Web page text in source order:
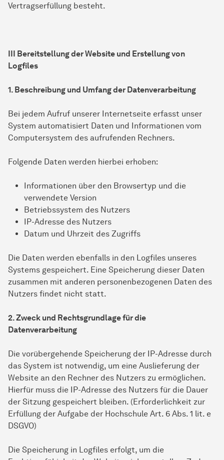
Vertragserfüllung besteht.
III Bereitstellung der Website und Erstellung von
Logfiles
1. Beschreibung und Umfang der Datenverarbeitung
Bei jedem Aufruf unserer Internetseite erfasst unser
System automatisiert Daten und Informationen vom
Computersystem des aufrufenden Rechners.
Folgende Daten werden hierbei erhoben:
Informationen über den Browsertyp und die
verwendete Version
Betriebssystem des Nutzers
IP-Adresse des Nutzers
Datum und Uhrzeit des Zugriffs
Die Daten werden ebenfalls in den Logfiles unseres
Systems gespeichert. Eine Speicherung dieser Daten
zusammen mit anderen personenbezogenen Daten des
Nutzers findet nicht statt.
2. Zweck und Rechtsgrundlage für die
Datenverarbeitung
Die vorübergehende Speicherung der IP-Adresse durch
das System ist notwendig, um eine Auslieferung der
Website an den Rechner des Nutzers zu ermöglichen.
Hierfür muss die IP-Adresse des Nutzers für die Dauer
der Sitzung gespeichert bleiben. (Erforderlichkeit zur
Erfüllung der Aufgabe der Hochschule Art. 6 Abs. 1 lit. e
DSGVO)
Die Speicherung in Logfiles erfolgt, um die